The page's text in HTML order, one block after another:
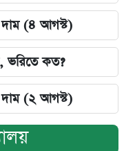
দাম (৪ আগস্ট)
ভরিতে কত?
দাম (২ আগস্ট)